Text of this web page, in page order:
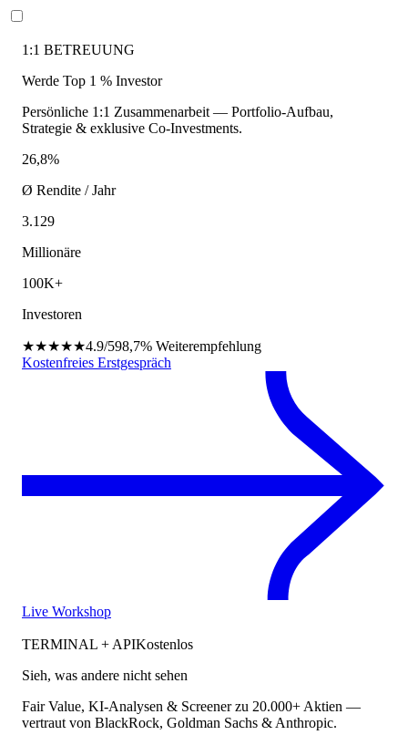
1:1 BETREUUNG
Werde Top 1 % Investor
Persönliche 1:1 Zusammenarbeit — Portfolio-Aufbau,
Strategie & exklusive Co-Investments.
26,8%
Ø Rendite / Jahr
3.129
Millionäre
100K+
Investoren
★★★★★4.9/598,7% Weiterempfehlung
Kostenfreies Erstgespräch
Live Workshop
TERMINAL + APIKostenlos
Sieh, was andere nicht sehen
Fair Value, KI-Analysen & Screener zu 20.000+ Aktien —
vertraut von BlackRock, Goldman Sachs & Anthropic.